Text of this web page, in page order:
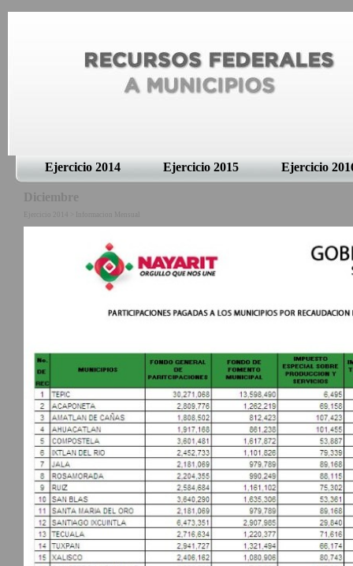
Ejercicio 2014 Ejercicio 2015 Ejercicio
Diciembre